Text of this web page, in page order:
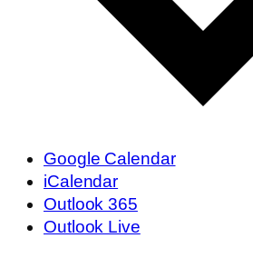
Google Calendar
iCalendar
Outlook 365
Outlook Live